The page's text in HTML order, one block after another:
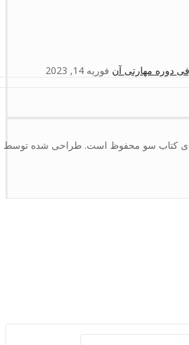
دوره مهارتی آن فوریه 14, 2023
کتاب سو محفوظ است. طراحی شده